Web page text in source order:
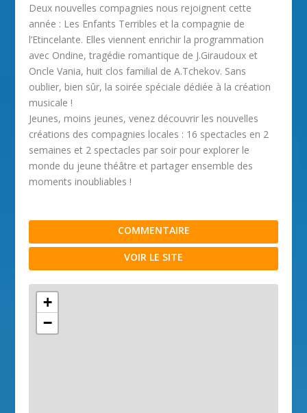
Deux nouvelles compagnies nous rejoignent cette
année : Les Enfants Terribles et la compagnie de
l’Etincelante. Elles viennent enrichir la programmation
avec Ondine, tragédie romantique de J.Giraudoux et
Oncle Vania, huit clos familial de A.Tchekov. Sans
oublier, bien sûr, la soirée spéciale dédiée à la création
musicale !
Jeunes, moins jeunes, venez découvrir les nouvelles
créations des compagnies locales : 16 spectacles en 2
semaines et 2 spectacles par soir pour explorer le
monde du jeune théâtre et partager ensemble des
moments inoubliables !
COMMENTAIRE
VOIR LE SITE
+
−